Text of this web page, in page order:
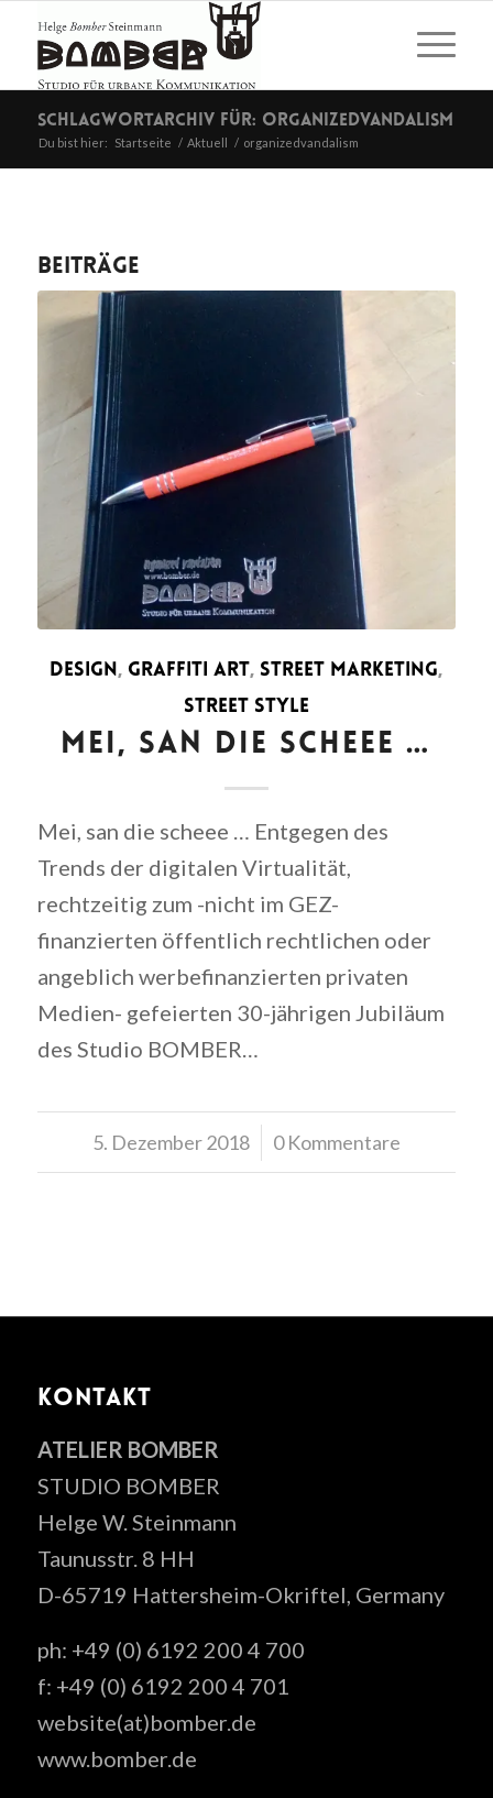
Schlagwortarchiv für: organizedvandalism
Du bist hier: Startseite / Aktuell / organizedvandalism
Beiträge
DESIGN,GRAFFITI ART, STREET MARKETING,
STREET STYLE
MEI, SAN DIE SCHEEE …
Mei, san die scheee … Entgegen des
Trends der digitalen Virtualität,
rechtzeitig zum -nicht im GEZ-
finanzierten öffentlich rechtlichen oder
angeblich werbefinanzierten privaten
Medien- gefeierten 30-jährigen Jubiläum
des Studio BOMBER…
5. Dezember 2018
/ 0 Kommentare
KONTAKT
ATELIER BOMBER
STUDIO BOMBER
Helge W. Steinmann
Taunusstr. 8 HH
D-65719 Hattersheim-Okriftel, Germany
ph: +49 (0) 6192 200 4 700
f: +49 (0) 6192 200 4 701
website(at)bomber.de
www.bomber.de